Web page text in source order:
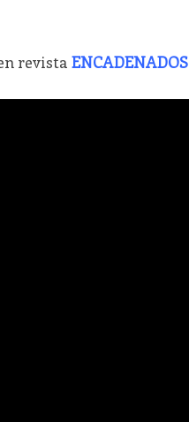
revista ENCADENADOS